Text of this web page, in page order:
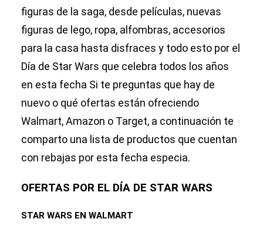
este 4 de
mayo
figuras de la saga, desde películas, nuevas
figuras de lego, ropa, alfombras, accesorios
para la casa hasta disfraces y todo esto por el
Día de Star Wars que celebra todos los años
en esta fecha Si te preguntas que hay de
nuevo o qué ofertas están ofreciendo
Walmart, Amazon o Target, a continuación te
comparto una lista de productos que cuentan
con rebajas por esta fecha especia.
OFERTAS POR EL DÍA DE STAR WARS
STAR WARS EN WALMART